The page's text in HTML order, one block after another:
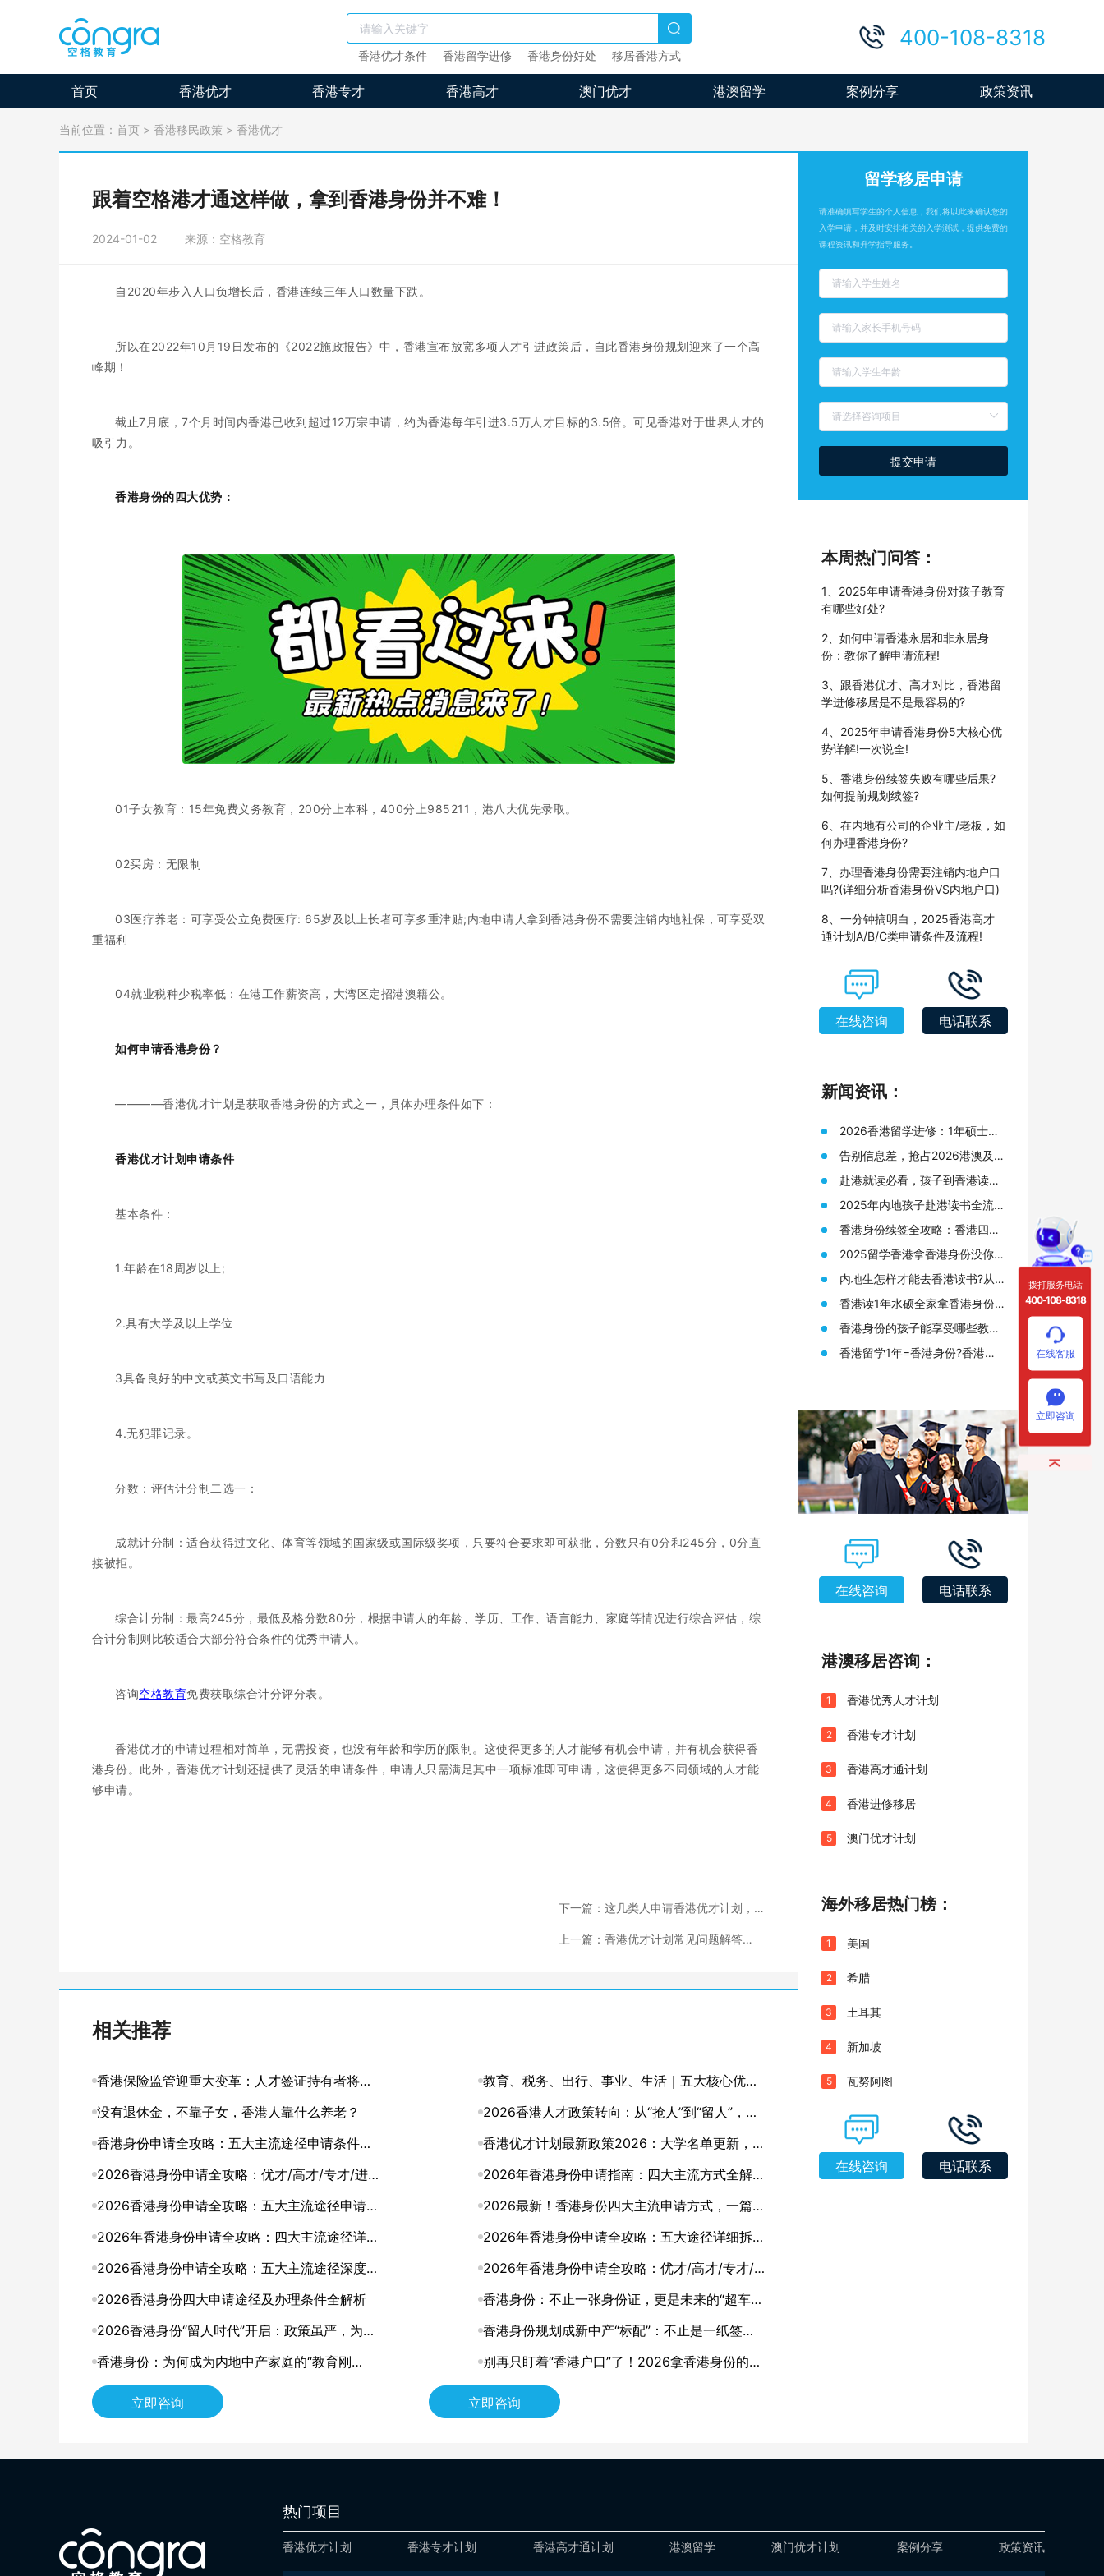
香港优才条件 香港留学进修 香港身份好处 移居香港方式
400-108-8318
首页 香港优才 香港专才 香港高才 澳门优才 港澳留学 案例分享 政策资讯
当前位置： 首页 > 香港移民政策 > 香港优才
跟着空格港才通这样做，拿到香港身份并不难！
2024-01-02 来源：空格教育
自2020年步入人口负增长后，香港连续三年人口数量下跌。
所以在2022年10月19日发布的《2022施政报告》中，香港宣布放宽多项人才引进政策后，自此香港身份规划迎来了一个高
峰期！
截止7月底，7个月时间内香港已收到超过12万宗申请，约为香港每年引进3.5万人才目标的3.5倍。可见香港对于世界人才的
吸引力。
香港身份的四大优势：
01子女教育：15年免费义务教育，200分上本科，400分上985211，港八大优先录取。
02买房：无限制
03医疗养老：可享受公立免费医疗: 65岁及以上长者可享多重津贴;内地申请人拿到香港身份不需要注销内地社保，可享受双
重福利
04就业税种少税率低：在港工作薪资高，大湾区定招港澳籍公。
如何申请香港身份？
————香港优才计划是获取香港身份的方式之一，具体办理条件如下：
香港优才计划申请条件
基本条件：
1.年龄在18周岁以上;
2.具有大学及以上学位
3具备良好的中文或英文书写及口语能力
4.无犯罪记录。
分数：评估计分制二选一：
成就计分制：适合获得过文化、体育等领域的国家级或国际级奖项，只要符合要求即可获批，分数只有0分和245分，0分直
接被拒。
综合计分制：最高245分，最低及格分数80分，根据申请人的年龄、学历、工作、语言能力、家庭等情况进行综合评估，综
合计分制则比较适合大部分符合条件的优秀申请人。
咨询空格教育免费获取综合计分评分表。
香港优才的申请过程相对简单，无需投资，也没有年龄和学历的限制。这使得更多的人才能够有机会申请，并有机会获得香
港身份。此外，香港优才计划还提供了灵活的申请条件，申请人只需满足其中一项标准即可申请，这使得更多不同领域的人才能
够申请。
下一篇：这几类人申请香港优才计划，建
上一篇：香港优才计划常见问题解答
相关推荐
香港保险监管迎重大变革：人才签证持有者将纳
入本地客户体系
教育、税务、出行、事业、生活｜五大核心优
势，深度解码香港身份的含金量
没有退休金，不靠子女，香港人靠什么养老？
2026香港人才政策转向：从“抢人”到“留人”，你
的身份规划该升级了
香港身份申请全攻略：五大主流途径申请条件与
申请要点详解
香港优才计划最新政策2026：大学名单更新，一
文读懂
2026香港身份申请全攻略：优才/高才/专才/进
修四大途径条件详解
2026年香港身份申请指南：四大主流方式全解
析，总有一条路适合你
2026香港身份申请全攻略：五大主流途径申请条
件与申请要点详解
2026最新！香港身份四大主流申请方式，一篇看
懂怎么选
2026年香港身份申请全攻略：四大主流途径详
解，找到最适合你的那条路
2026年香港身份申请全攻略：五大途径详细拆
解，助你找到最适合的拿证通道
2026香港身份申请全攻略：五大主流途径深度解
析，哪一种最适合你？
2026年香港身份申请全攻略：优才/高才/专才/
进修四大路径怎么选？
2026香港身份四大申请途径及办理条件全解析
香港身份：不止一张身份证，更是未来的“超车
道”
2026香港身份“留人时代”开启：政策虽严，为何
仍是中产家庭的“最优解”？
香港身份规划成新中产“标配”：不止是一纸签
证，更是家庭未来的战略资产
香港身份：为何成为内地中产家庭的“教育刚
需”？
别再只盯着“香港户口”了！2026拿香港身份的底
层逻辑，其实是这3张“王牌”
立即咨询 立即咨询
留学移居申请
请准确填写学生的个人信息，我们将以此来确认您的
入学申请，并及时安排相关的入学测试，提供免费的
课程资讯和升学指导服务。
提交申请
本周热门问答：
1、2025年申请香港身份对孩子教育
有哪些好处?
2、如何申请香港永居和非永居身
份：教你了解申请流程!
3、跟香港优才、高才对比，香港留
学进修移居是不是最容易的?
4、2025年申请香港身份5大核心优
势详解!一次说全!
5、香港身份续签失败有哪些后果?
如何提前规划续签?
6、在内地有公司的企业主/老板，如
何办理香港身份?
7、办理香港身份需要注销内地户口
吗?(详细分析香港身份VS内地户口)
8、一分钟搞明白，2025香港高才
通计划A/B/C类申请条件及流程!
在线咨询 电话联系
新闻资讯：
2026香港留学进修：1年硕士拿
身份，普通人的“黄金窗口期”还
剩多久？
告别信息差，抢占2026港澳及海
外名校申请先机
赴港就读必看，孩子到香港读书
需要准备哪些材料?
2025年内地孩子赴港读书全流
程，从身份规划到升学路径!
香港身份续签全攻略：香港四大
人才签证续签条件终于有人说透
了
2025留学香港拿香港身份没你想
的那么难!附香港12所大学研究生
申请要求
内地生怎样才能去香港读书?从
申请香港身份到赴港读书7步指
南!
香港读1年水硕全家拿香港身份?
来看看港硕申请条件和优势!
香港身份的孩子能享受哪些教育
资源?在高考升学方面又有何优
势?
香港留学1年=香港身份?香港留
在线咨询 电话联系
港澳移居咨询：
1 香港优秀人才计划
2 香港专才计划
3 香港高才通计划
4 香港进修移居
5 澳门优才计划
海外移居热门榜：
1 美国
2 希腊
3 土耳其
4 新加坡
5 瓦努阿图
在线咨询 电话联系
热门项目
香港优才计划 香港专才计划 香港高才通计划 港澳留学 澳门优才计划 案例分享 政策资讯
拨打服务电话
400-108-8318
在线客服
立即咨询